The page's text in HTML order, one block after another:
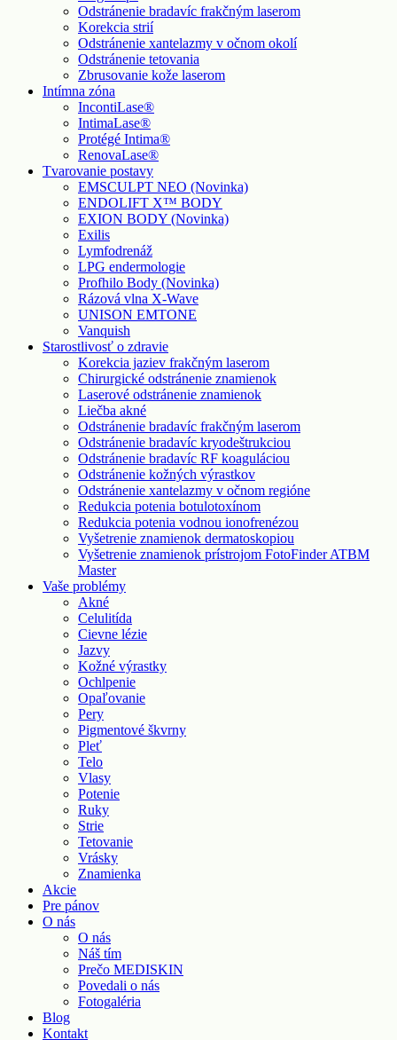
Odstránenie bradavíc frakčným laserom
Korekcia strií
Odstránenie xantelazmy v očnom okolí
Odstránenie tetovania
Zbrusovanie kože laserom
Intímna zóna
IncontiLase®
IntimaLase®
Protégé Intima®
RenovaLase®
Tvarovanie postavy
EMSCULPT NEO (Novinka)
ENDOLIFT X™ BODY
EXION BODY (Novinka)
Exilis
Lymfodrenáž
LPG endermologie
Profhilo Body (Novinka)
Rázová vlna X-Wave
UNISON EMTONE
Vanquish
Starostlivosť o zdravie
Korekcia jaziev frakčným laserom
Chirurgické odstránenie znamienok
Laserové odstránenie znamienok
Liečba akné
Odstránenie bradavíc frakčným laserom
Odstránenie bradavíc kryodeštrukciou
Odstránenie bradavíc RF koaguláciou
Odstránenie kožných výrastkov
Odstránenie xantelazmy v očnom regióne
Redukcia potenia botulotoxínom
Redukcia potenia vodnou ionofrenézou
Vyšetrenie znamienok dermatoskopiou
Vyšetrenie znamienok prístrojom FotoFinder ATBM
Master
Vaše problémy
Akné
Celulitída
Cievne lézie
Jazvy
Kožné výrastky
Ochlpenie
Opaľovanie
Pery
Pigmentové škvrny
Pleť
Telo
Vlasy
Potenie
Ruky
Strie
Tetovanie
Vrásky
Znamienka
Akcie
Pre pánov
O nás
O nás
Náš tím
Prečo MEDISKIN
Povedali o nás
Fotogaléria
Blog
Kontakt